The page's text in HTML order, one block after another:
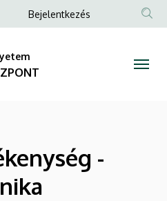
Anonim
fiók
menüje
Bejelentkezés
-